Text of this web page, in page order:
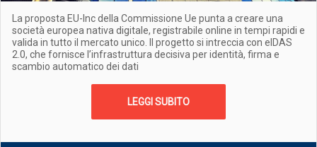
La proposta EU-Inc della Commissione Ue punta a creare una
società europea nativa digitale, registrabile online in tempi rapidi e
valida in tutto il mercato unico. Il progetto si intreccia con eIDAS
2.0, che fornisce l’infrastruttura decisiva per identità, firma e
scambio automatico dei dati
LEGGI SUBITO